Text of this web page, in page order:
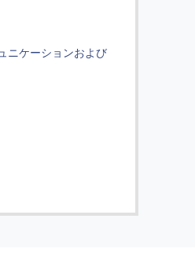
た正しい部分機械バ